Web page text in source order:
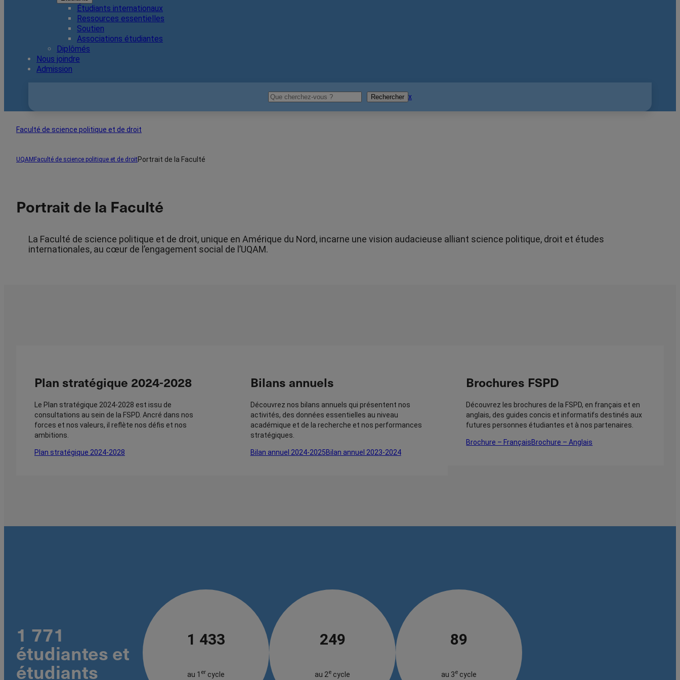
Étudiants internationaux
Ressources essentielles
Soutien
Associations étudiantes
Diplômés
Nous joindre
Admission
Rechercher Rechercher x
Faculté de science politique et de droit
UQAMFaculté de science politique et de droit Portrait de la Faculté
Portrait de la Faculté
La Faculté de science politique et de droit, unique en Amérique du Nord, incarne une vision audacieuse alliant science politique, droit et études
internationales, au cœur de l’engagement social de l’UQAM.
Plan stratégique 2024-2028
Le Plan stratégique 2024-2028 est issu de
consultations au sein de la FSPD. Ancré dans nos
forces et nos valeurs, il reflète nos défis et nos
ambitions.
Plan stratégique 2024-2028
Bilans annuels
Découvrez nos bilans annuels qui présentent nos
activités, des données essentielles au niveau
académique et de la recherche et nos performances
stratégiques.
Bilan annuel 2024-2025Bilan annuel 2023-2024
Brochures FSPD
Découvrez les brochures de la FSPD, en français et en
anglais, des guides concis et informatifs destinés aux
futures personnes étudiantes et à nos partenaires.
Brochure – FrançaisBrochure – Anglais
1 771
étudiantes et
étudiants
1 433
au 1 er cycle
249
au 2e cycle
89
au 3e cycle